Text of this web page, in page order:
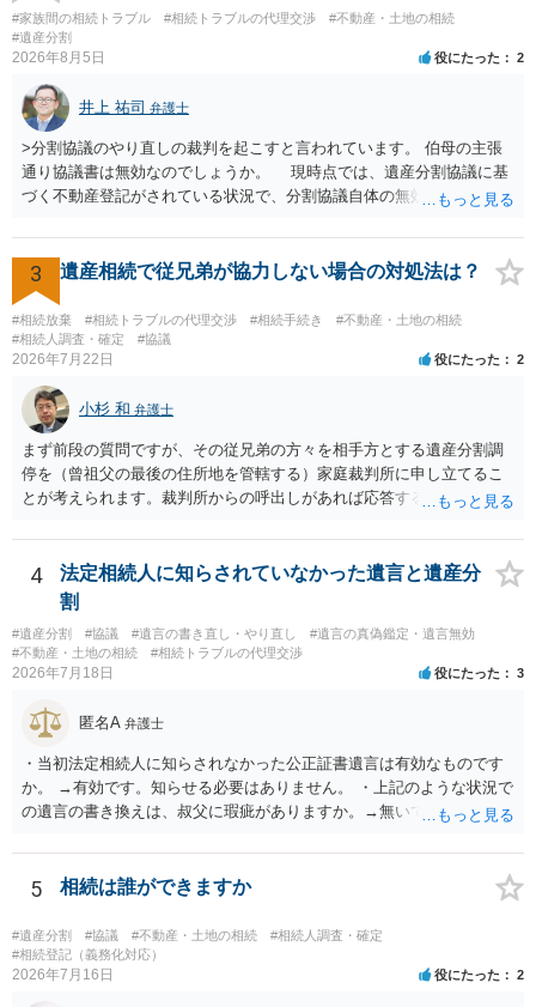
があり出席できない）との記載で十分です。 質問３について 弁護士で
はないので、ｍｉｎｔｓでの提出の必要は無いと思います。郵送（期
限までに届けばよい）で十分です。 詳細は、書面記載の裁判所書記官
にお問い合わせください。 以上、ご参考まで。
#家族間の相続トラブル #相続トラブルの代理交渉
#不動産・土地の相続
#遺産分割
2026年8月5日 役にたった 2
井上 祐司 弁護士
>分割協議のやり直しの裁判を起こすと言われています。 伯母の主張
通り協議書は無効なのでしょうか。 現時点では、遺産分割協議に基
づく不動産登記がされている状況で、分割協議自体の無効を裁判所が
方の訴訟の主張及び立証次第ですが、 ・御祖母様の認知能力に関する
医師の意見書、筆跡鑑定 が提出されればその効力が否定される可能性
はありますが、 ・伯母様自身が分割協議に加わっていること ・御祖母
様の意に反する遺産分割協議を行う実益が誰にあったかの立証が困難
であること からすると、実際に遺産分割協議の効力が否定される可能
性はそれほど高くない（立証のハードルは非常に高い）ということが
言えると思います。
3 遺産相続で従兄弟が協力しない場合の対処法は？
#相続放棄 #相続トラブルの代理交渉 #相続手続き
#不動産・土地の相続
#相続人調査・確定
#協議
2026年7月22日 役にたった 2
小杉 和 弁護士
まず前段の質問ですが、その従兄弟の方々を相手方とする遺産分割調
停を（曾祖父の最後の住所地を管轄する）家庭裁判所に申し立てるこ
とが考えられます。裁判所からの呼出しがあれば応答する可能性がま
能と思われます。時間が思った以上にないので必要書類をてきぱきと
揃える必要があります。その点是非御注意ください。
4
法定相続人に知らされていなかった遺言と遺産分
割
#遺産分割 #協議 #遺言の書き直し・やり直し
#遺言の真偽鑑定・遺言無効
#不動産・土地の相続
#相続トラブルの代理交渉
2026年7月18日 役にたった 3
匿名A 弁護士
・当初法定相続人に知らされなかった公正証書遺言は有効なものです
か。 →有効です。知らせる必要はありません。 ・上記のような状況で
の遺言の書き換えは、叔父に瑕疵がありますか。→無いです。 ・分割
ますか。 →本人が自由に決められますので、どこが妥当とは言えない
です。客観的な基準もありません。 ・できれば穏やかに、分割を拒否
することはできますか。 →分割を拒否するということは、遺産はいら
ないということでしょうか。遺言で、受取を指定されててもいらない
と拒否することはできます。理由を説明する必要はありません。
5 相続は誰ができますか
#遺産分割 #協議 #不動産・土地の相続
#相続人調査・確定
#相続登記（義務化対応）
2026年7月16日 役にたった 2